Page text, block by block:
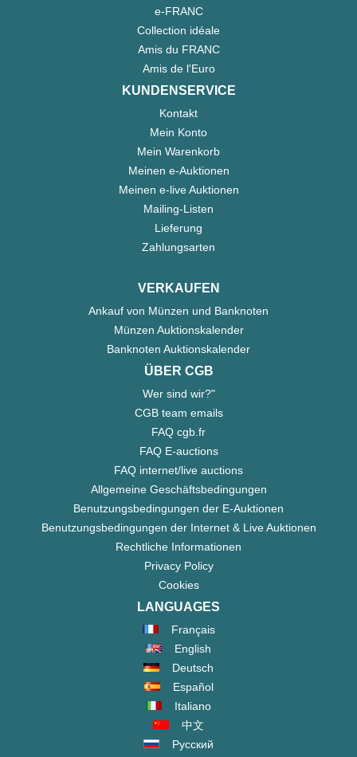
e-FRANC
Collection idéale
Amis du FRANC
Amis de l'Euro
KUNDENSERVICE
Kontakt
Mein Konto
Mein Warenkorb
Meinen e-Auktionen
Meinen e-live Auktionen
Mailing-Listen
Lieferung
Zahlungsarten
VERKAUFEN
Ankauf von Münzen und Banknoten
Münzen Auktionskalender
Banknoten Auktionskalender
ÜBER CGB
Wer sind wir?"
CGB team emails
FAQ cgb.fr
FAQ E-auctions
FAQ internet/live auctions
Allgemeine Geschäftsbedingungen
Benutzungsbedingungen der E-Auktionen
Benutzungsbedingungen der Internet & Live Auktionen
Rechtliche Informationen
Privacy Policy
Cookies
LANGUAGES
Français
English
Deutsch
Español
Italiano
中文
Русский